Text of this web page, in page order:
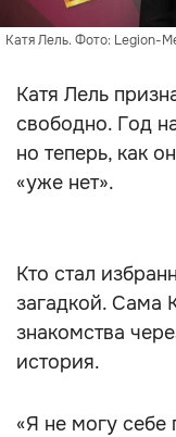
Катя Лель. Фото: Legion-
Катя Лель
свободно. Год
но теперь, как
«уже нет».
Кто стал
загадкой. Сама
знакомства
история.
«Я не могу себе